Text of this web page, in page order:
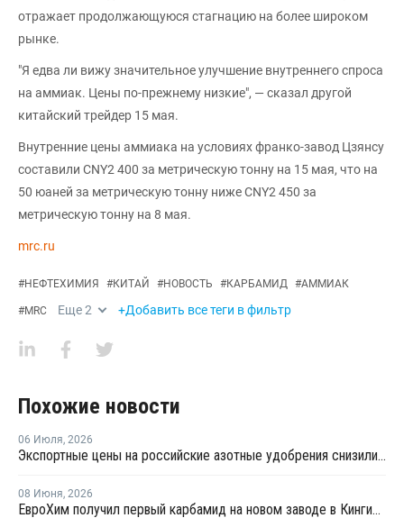
отражает продолжающуюся стагнацию на более широком
рынке.
"Я едва ли вижу значительное улучшение внутреннего спроса
на аммиак. Цены по-прежнему низкие", — сказал другой
китайский трейдер 15 мая.
Внутренние цены аммиака на условиях франко-завод Цзянсу
составили CNY2 400 за метрическую тонну на 15 мая, что на
50 юаней за метрическую тонну ниже CNY2 450 за
метрическую тонну на 8 мая.
mrc.ru
#НЕФТЕХИМИЯ #КИТАЙ #НОВОСТЬ #КАРБАМИД #АММИАК
#MRC Еще2 +Добавить все теги в фильтр
Похожие новости
06 Июля, 2026
Экспортные цены на российские азотные удобрения снизились на 22-40%
08 Июня, 2026
ЕвроХим получил первый карбамид на новом заводе в Кингисеппе